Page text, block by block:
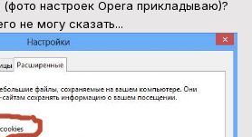
настроек Opera прикладываю)?
не могу сказать...